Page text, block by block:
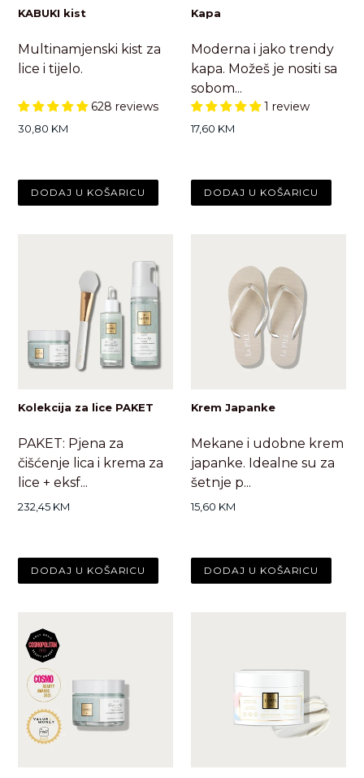
KABUKI kist
Multinamjenski kist za
lice i tijelo.
628 reviews
Standardna
30,80 KM
Kapa
Moderna i jako trendy
kapa. Možeš je nositi sa
sobom...
1 review
Standardna
17,60 KM
Kolekcija za lice PAKET
PAKET: Pjena za
čišćenje lica i krema za
lice + eksf...
Standardna
232,45 KM
Krem Japanke
Mekane i udobne krem
japanke. Idealne su za
šetnje p...
Standardna
15,60 KM